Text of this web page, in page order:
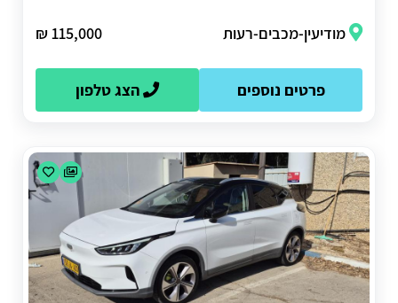
מודיעין-מכבים-רעות 115,000 ₪
פרטים נוספים הצג טלפון